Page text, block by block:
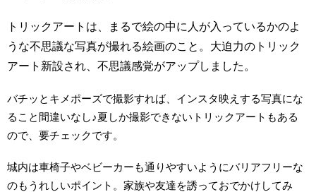
トリックアートは、まるで絵の中に人が入っているかのよ
うな不思議な写真が撮れる絵画のこと。大迫力のトリック
アート新設され、不思議感覚がアップしました。
バチッとキメポーズで撮影すれば、インスタ映えする写真にな
ること間違いなし♪夏しか撮影できないトリックアートもある
ので、要チェックです。
城内は車椅子やベビーカーも通りやすいようにバリアフリーな
のもうれしいポイント。家族や友達を誘っておでかけしてみ